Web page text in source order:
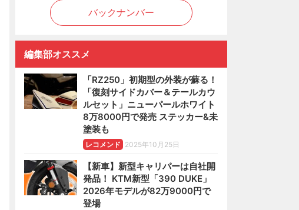
バックナンバー
編集部オススメ
「RZ250」初期型の外装が蘇る！
「復刻サイドカバー＆テールカウ
ルセット」ニューパールホワイト
8万8000円で発売 ステッカー&未
塗装も
レコメンド 2025年10月25日
【新車】新型キャリパーは自社開
発品！ KTM新型「390 DUKE」
2026年モデルが82万9000円で
登場